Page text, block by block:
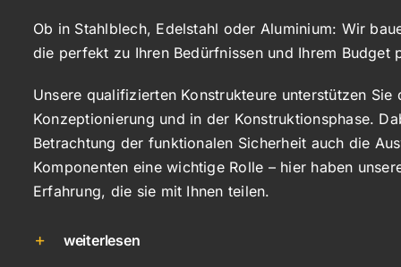
Ob in Stahlblech, Edelstahl oder Aluminium: Wir
die perfekt zu Ihren Bedürfnissen und Ihrem Budget
Unsere qualifizierten Konstrukteure unterstützen
Konzeptionierung und in der Konstruktionsphase.
Betrachtung der funktionalen Sicherheit auch die
Komponenten eine wichtige Rolle – hier haben
Erfahrung, die sie mit Ihnen teilen.
weiterlesen